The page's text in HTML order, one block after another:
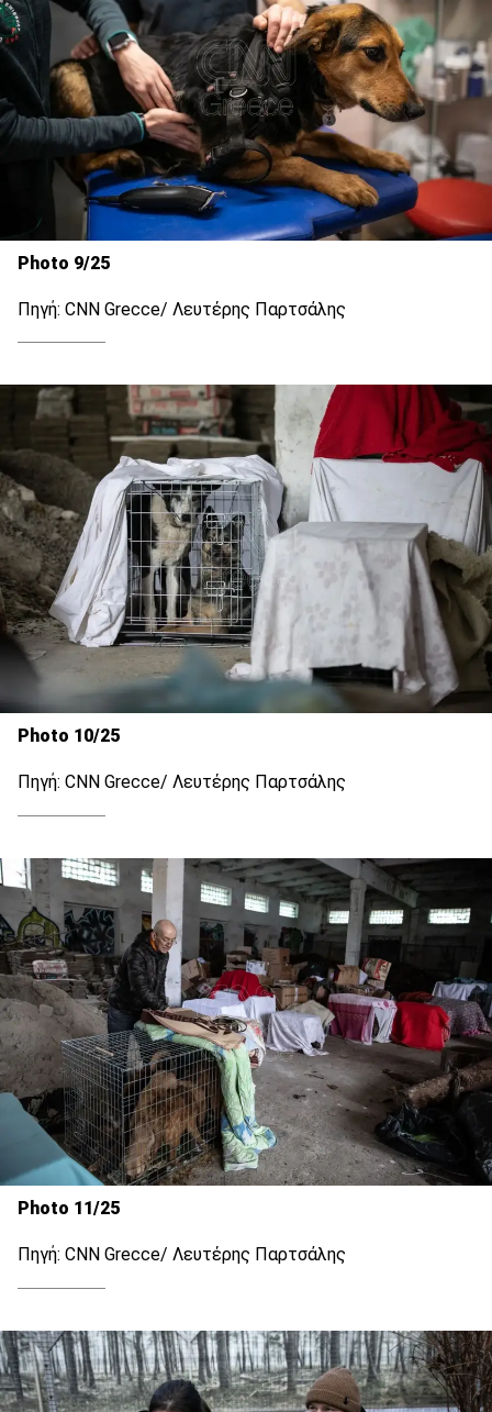
Photo 9/25
Πηγή: CNN Grecce/ Λευτέρης Παρτσάλης
Photo 10/25
Πηγή: CNN Grecce/ Λευτέρης Παρτσάλης
Photo 11/25
Πηγή: CNN Grecce/ Λευτέρης Παρτσάλης